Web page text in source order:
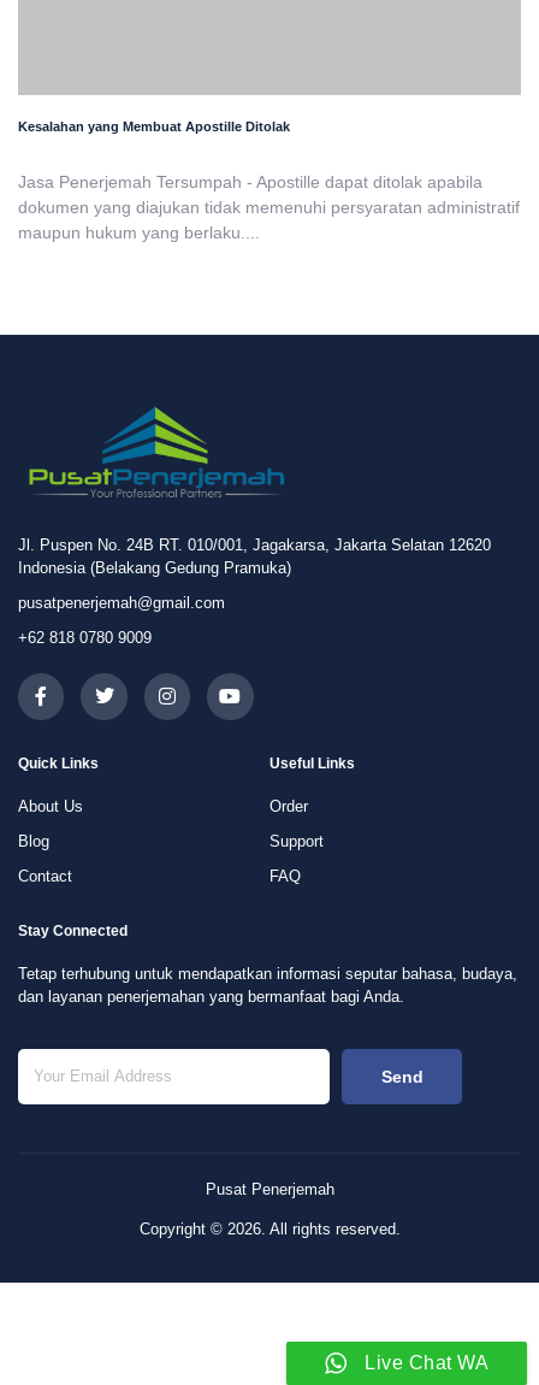
Kesalahan yang Membuat Apostille Ditolak
Jasa Penerjemah Tersumpah - Apostille dapat ditolak apabila
dokumen yang diajukan tidak memenuhi persyaratan administratif
maupun hukum yang berlaku....
Jl. Puspen No. 24B RT. 010/001, Jagakarsa, Jakarta Selatan 12620
Indonesia (Belakang Gedung Pramuka)
pusatpenerjemah@gmail.com
+62 818 0780 9009
Quick Links
About Us
Blog
Contact
Useful Links
Order
Support
FAQ
Stay Connected
Tetap terhubung untuk mendapatkan informasi seputar bahasa, budaya,
dan layanan penerjemahan yang bermanfaat bagi Anda.
Send
Pusat Penerjemah
Copyright © 2026. All rights reserved.
Live Chat WA